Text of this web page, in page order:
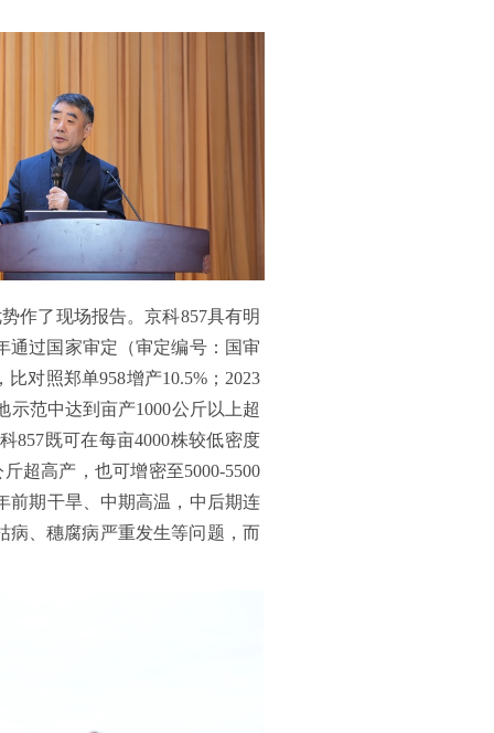
作了现场报告。京科857具有明
通过国家审定（审定编号：国审
对照郑单958增产10.5%；2023
示范中达到亩产1000公斤以上超
857既可在每亩4000株较低密度
超高产，也可增密至5000-5500
前期干旱、中期高温，中后期连
病、穗腐病严重发生等问题，而